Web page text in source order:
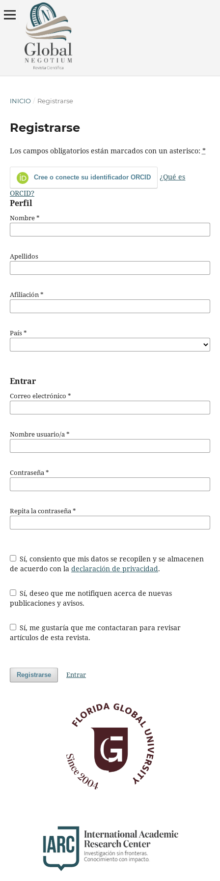
INICIO / Registrarse
Registrarse
Los campos obligatorios están marcados con un asterisco: *
Cree o conecte su identificador ORCID
¿Qué es
ORCID?
Perfil
Nombre*
Apellidos
Afiliación*
País*
Entrar
Correo electrónico *
Nombre usuario/a*
Contraseña*
Repita la contraseña*
Sí, consiento que mis datos se recopilen y se almacenen
de acuerdo con la declaración de privacidad.
Sí, deseo que me notifiquen acerca de nuevas
publicaciones y avisos.
Sí, me gustaría que me contactaran para revisar
artículos de esta revista.
Registrarse Entrar